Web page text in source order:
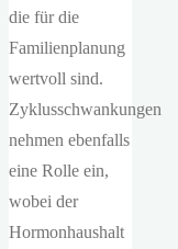
die für die
Familienplanung
wertvoll sind.
Zyklusschwankungen
nehmen ebenfalls
eine Rolle ein,
wobei der
Hormonhaushalt